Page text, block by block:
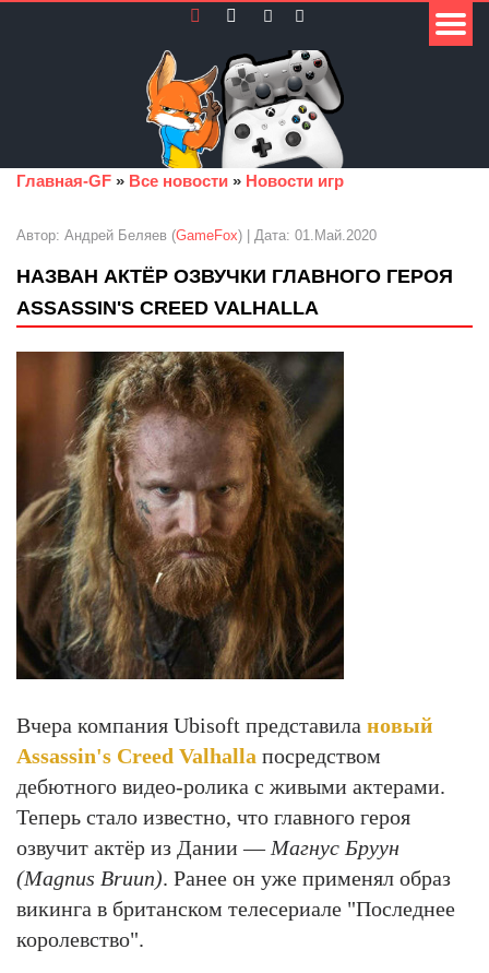
Главная-GF » Все новости » Новости игр
Автор: Андрей Беляев (GameFox) | Дата: 01.Май.2020
НАЗВАН АКТЁР ОЗВУЧКИ ГЛАВНОГО ГЕРОЯ
ASSASSIN'S CREED VALHALLA
Вчера компания Ubisoft представила новый
Assassin's Creed Valhalla посредством
дебютного видео-ролика с живыми актерами.
Теперь стало известно, что главного героя
озвучит актёр из Дании — Магнус Бруун
(Magnus Bruun). Ранее он уже применял образ
викинга в британском телесериале "Последнее
королевство".